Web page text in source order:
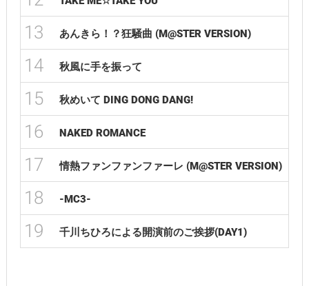
13 あんきら！？狂騒曲 (M@STER VERSION)
14 秋風に手を振って
15 秋めいて DING DONG DANG!
16 NAKED ROMANCE
17 情熱ファンファンファーレ (M@STER VERSION)
18 -MC3-
19 千川ちひろによる開演前のご挨拶(DAY1)